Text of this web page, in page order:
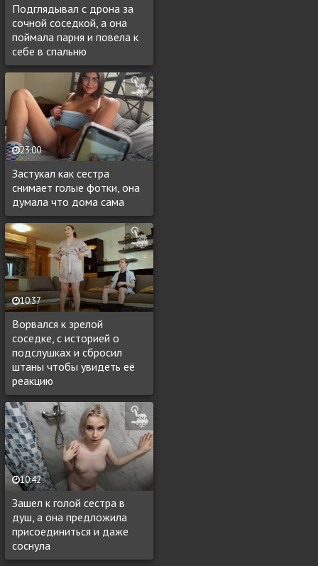
Подглядывал с дрона за
сочной соседкой, а она
поймала парня и повела к
себе в спальню
Застукал как сестра
снимает голые фотки, она
думала что дома сама
23:00
Ворвался к зрелой
соседке, с историей о
подслушках и сбросил
штаны чтобы увидеть её
реакцию
10:37
Зашел к голой сестра в
душ, а она предложила
присоединиться и даже
соснула
10:42